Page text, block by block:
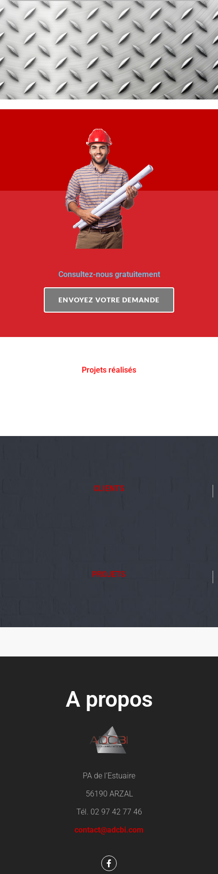
Consultez-nous gratuitement
ENVOYEZ VOTRE DEMANDE
Projets réalisés
CLIENTS
PROJETS
A propos
PA de l’Estuaire
56190 ARZAL
Tél. 02 97 42 77 46
contact@adcbi.com
F
a